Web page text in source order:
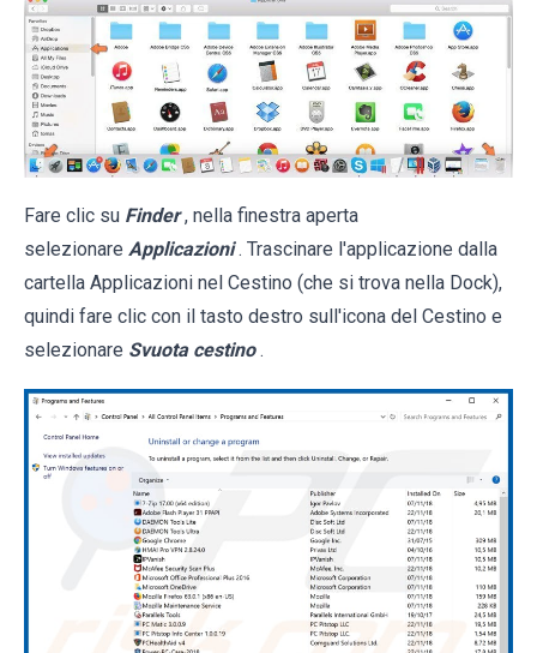
Fare clic su Finder , nella finestra aperta
selezionare Applicazioni . Trascinare l'applicazione dalla
cartella Applicazioni nel Cestino (che si trova nella Dock),
quindi fare clic con il tasto destro sull'icona del Cestino e
selezionare Svuota cestino .